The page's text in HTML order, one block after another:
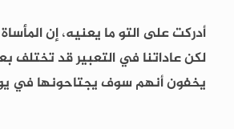
أدركت على التو ما يعنيه، إن
لكن عاداتنا في التعبير قد تختلف
يخفون أنهم سوف يجتاحونها في يوم